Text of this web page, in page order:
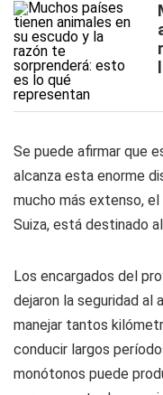
Se puede afirmar que
alcanza esta enorme
mucho más extenso,
Suiza, está destinado
Los encargados del
dejaron la seguridad al
manejar tantos
conducir largos
monótonos puede